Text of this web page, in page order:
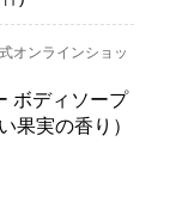
オンラインショッ
ボディソープ
果実の香り）